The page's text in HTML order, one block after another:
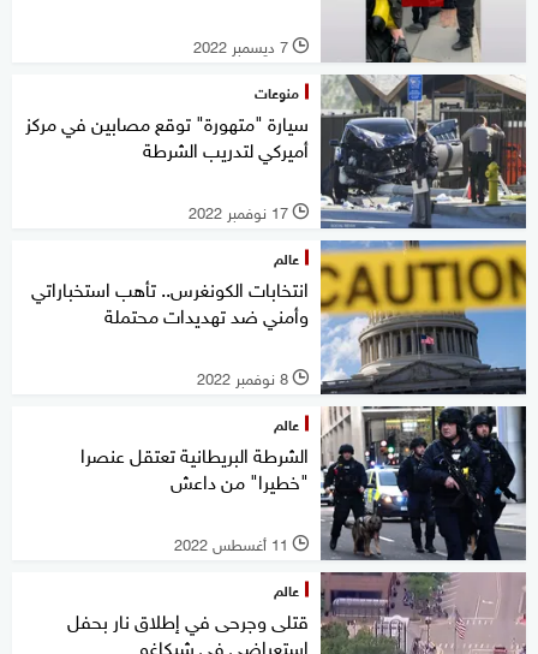
l 7 ديسمبر 2022
منوعات
سيارة "متهورة" توقع مصابين في مركز
أميركي لتدريب الشرطة
l 17 نوفمبر 2022
عالم
انتخابات الكونغرس.. تأهب استخباراتي
وأمني ضد تهديدات محتملة
l 8 نوفمبر 2022
عالم
الشرطة البريطانية تعتقل عنصرا
"خطيرا" من داعش
l 11 أغسطس 2022
عالم
قتلى وجرحى في إطلاق نار بحفل
استعراضي في شيكاغو